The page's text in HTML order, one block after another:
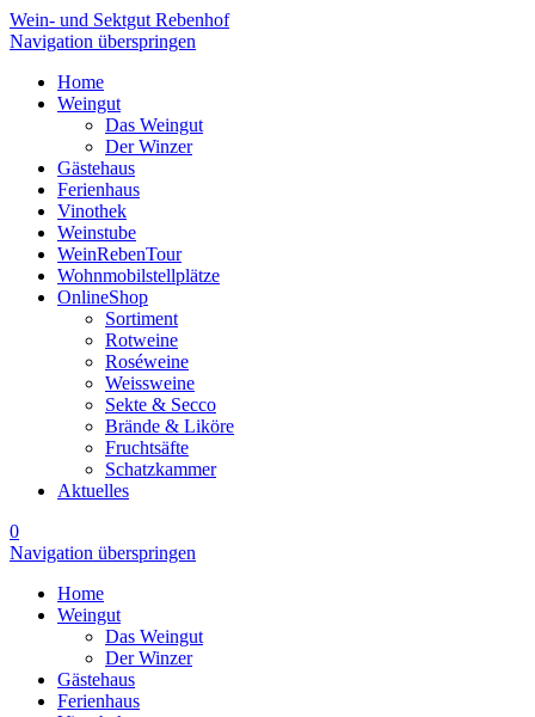
Wein- und Sektgut Rebenhof
Navigation überspringen
Home
Weingut
Das Weingut
Der Winzer
Gästehaus
Ferienhaus
Vinothek
Weinstube
WeinRebenTour
Wohnmobilstellplätze
OnlineShop
Sortiment
Rotweine
Roséweine
Weissweine
Sekte & Secco
Brände & Liköre
Fruchtsäfte
Schatzkammer
Aktuelles
0
Navigation überspringen
Home
Weingut
Das Weingut
Der Winzer
Gästehaus
Ferienhaus